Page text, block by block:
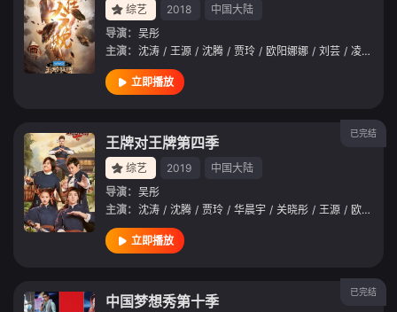
综艺 2018
中国大陆
导演： 吴彤
主演： 沈涛 / 王源 / 沈腾 / 贾玲 / 欧阳娜娜 / 刘芸 / 凌潇肃
立即播放
已完结
王牌对王牌第四季
综艺 2019
中国大陆
导演： 吴彤
主演： 沈涛 / 沈腾 / 贾玲 / 华晨宇 / 关晓彤 / 王源 / 欧阳娜娜
立即播放
已完结
中国梦想秀第十季